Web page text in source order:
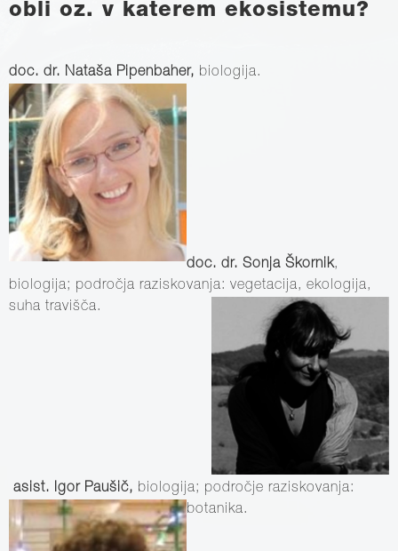
obli oz. v katerem ekosistemu?
doc. dr. Nataša Pipenbaher, biologija.
doc. dr. Sonja Škornik,
biologija; področja raziskovanja: vegetacija, ekologija,
suha travišča.
asist. Igor Paušič, biologija; področje raziskovanja:
botanika.